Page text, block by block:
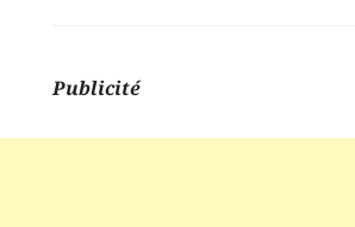
Publicité